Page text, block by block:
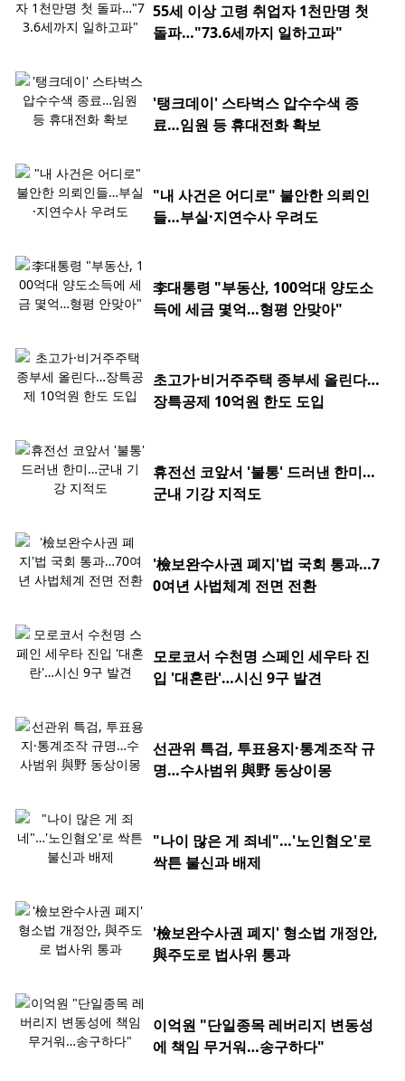
55세 이상 고령 취업자 1천만명 첫
돌파…"73.6세까지 일하고파"
'탱크데이' 스타벅스 압수수색 종
료…임원 등 휴대전화 확보
"내 사건은 어디로" 불안한 의뢰인
들…부실·지연수사 우려도
李대통령 "부동산, 100억대 양도소
득에 세금 몇억…형평 안맞아"
초고가·비거주주택 종부세 올린다…
장특공제 10억원 한도 도입
휴전선 코앞서 '불통' 드러낸 한미…
군내 기강 지적도
'檢보완수사권 폐지'법 국회 통과…7
0여년 사법체계 전면 전환
모로코서 수천명 스페인 세우타 진
입 '대혼란'…시신 9구 발견
선관위 특검, 투표용지·통계조작 규
명…수사범위 與野 동상이몽
"나이 많은 게 죄네"…'노인혐오'로
싹튼 불신과 배제
'檢보완수사권 폐지' 형소법 개정안,
與주도로 법사위 통과
이억원 "단일종목 레버리지 변동성
에 책임 무거워…송구하다"